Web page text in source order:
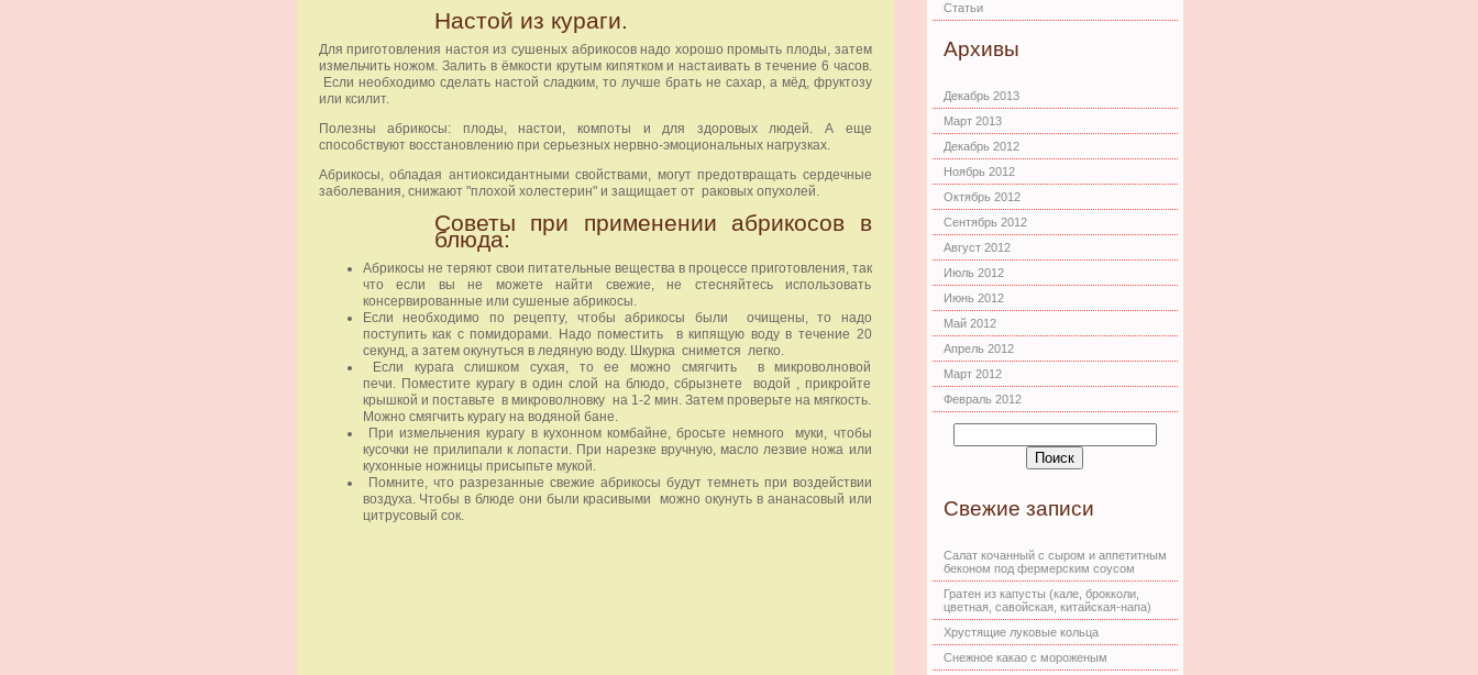
Настой из кураги.
Для приготовления настоя из сушеных абрикосов надо хорошо промыть плоды, затем
измельчить ножом. Залить в ёмкости крутым кипятком и настаивать в течение 6 часов.
Если необходимо сделать настой сладким, то лучше брать не сахар, а мёд, фруктозу
или ксилит.
Полезны абрикосы: плоды, настои, компоты и для здоровых людей. А еще
способствуют восстановлению при серьезных нервно-эмоциональных нагрузках.
Абрикосы, обладая антиоксидантными свойствами, могут предотвращать сердечные
заболевания, снижают "плохой холестерин" и защищает от раковых опухолей.
Советы при применении абрикосов в
блюда:
Абрикосы не теряют свои питательные вещества в процессе приготовления, так
что если вы не можете найти свежие, не стесняйтесь использовать
консервированные или сушеные абрикосы.
Если необходимо по рецепту, чтобы абрикосы были очищены, то надо
поступить как с помидорами. Надо поместить в кипящую воду в течение 20
секунд, а затем окунуться в ледяную воду. Шкурка снимется легко.
Если курага слишком сухая, то ее можно смягчить в микроволновой
печи. Поместите курагу в один слой на блюдо, сбрызнете водой , прикройте
крышкой и поставьте в микроволновку на 1-2 мин. Затем проверьте на мягкость.
Можно смягчить курагу на водяной бане.
При измельчения курагу в кухонном комбайне, бросьте немного муки, чтобы
кусочки не прилипали к лопасти. При нарезке вручную, масло лезвие ножа или
кухонные ножницы присыпьте мукой.
Помните, что разрезанные свежие абрикосы будут темнеть при воздействии
воздуха. Чтобы в блюде они были красивыми можно окунуть в ананасовый или
цитрусовый сок.
Статьи
Архивы
Декабрь 2013
Март 2013
Декабрь 2012
Ноябрь 2012
Октябрь 2012
Сентябрь 2012
Август 2012
Июль 2012
Июнь 2012
Май 2012
Апрель 2012
Март 2012
Февраль 2012
Свежие записи
Салат кочанный с сыром и аппетитным
беконом под фермерским соусом
Гратен из капусты (кале, брокколи,
цветная, савойская, китайская-напа)
Хрустящие луковые кольца
Снежное какао с мороженым